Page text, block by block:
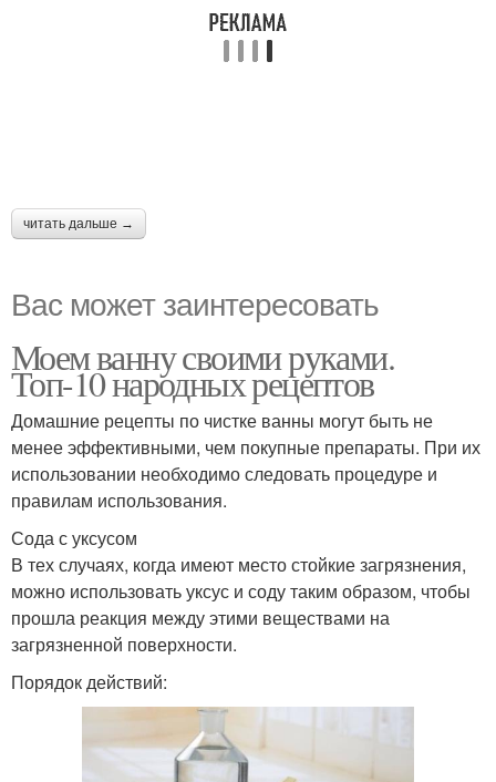
читать дальше →
Вас может заинтересовать
Моем ванну своими руками.
Топ-10 народных рецептов
Домашние рецепты по чистке ванны могут быть не
менее эффективными, чем покупные препараты. При их
использовании необходимо следовать процедуре и
правилам использования.
Сода с уксусом
В тех случаях, когда имеют место стойкие загрязнения,
можно использовать уксус и соду таким образом, чтобы
прошла реакция между этими веществами на
загрязненной поверхности.
Порядок действий: